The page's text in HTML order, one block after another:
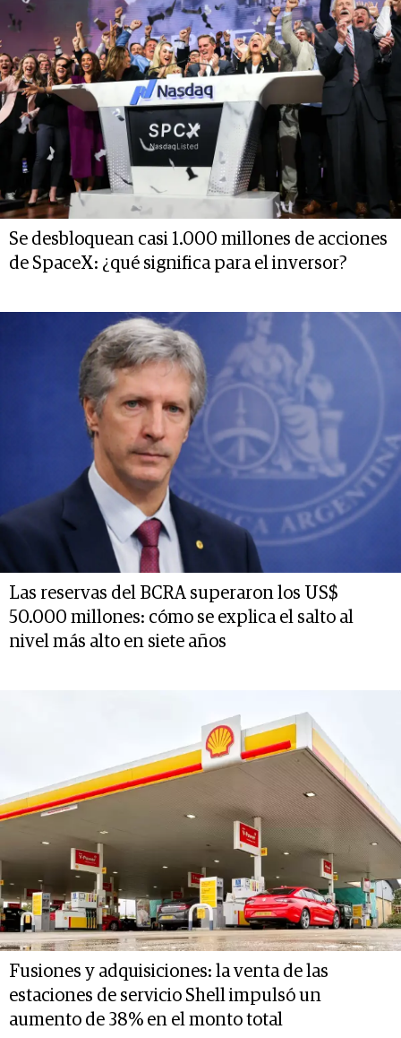
Se desbloquean casi 1.000 millones de acciones
de SpaceX: ¿qué significa para el inversor?
Las reservas del BCRA superaron los US$
50.000 millones: cómo se explica el salto al
nivel más alto en siete años
Fusiones y adquisiciones: la venta de las
estaciones de servicio Shell impulsó un
aumento de 38% en el monto total